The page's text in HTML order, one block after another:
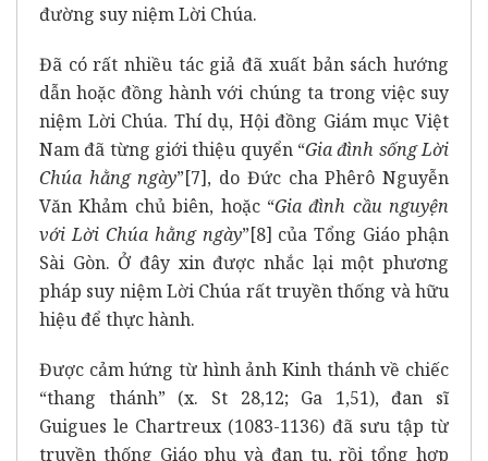
đường suy niệm Lời Chúa.
Đã có rất nhiều tác giả đã xuất bản sách hướng
dẫn hoặc đồng hành với chúng ta trong việc suy
niệm Lời Chúa. Thí dụ, Hội đồng Giám mục Việt
Nam đã từng giới thiệu quyển “Gia đình sống Lời
Chúa hằng ngày”[7], do Đức cha Phêrô Nguyễn
Văn Khảm chủ biên, hoặc “Gia đình cầu nguyện
với Lời Chúa hằng ngày”[8] của Tổng Giáo phận
Sài Gòn. Ở đây xin được nhắc lại một phương
pháp suy niệm Lời Chúa rất truyền thống và hữu
hiệu để thực hành.
Được cảm hứng từ hình ảnh Kinh thánh về chiếc
“thang thánh” (x. St 28,12; Ga 1,51), đan sĩ
Guigues le Chartreux (1083-1136) đã sưu tập từ
truyền thống Giáo phụ và đan tu, rồi tổng hợp